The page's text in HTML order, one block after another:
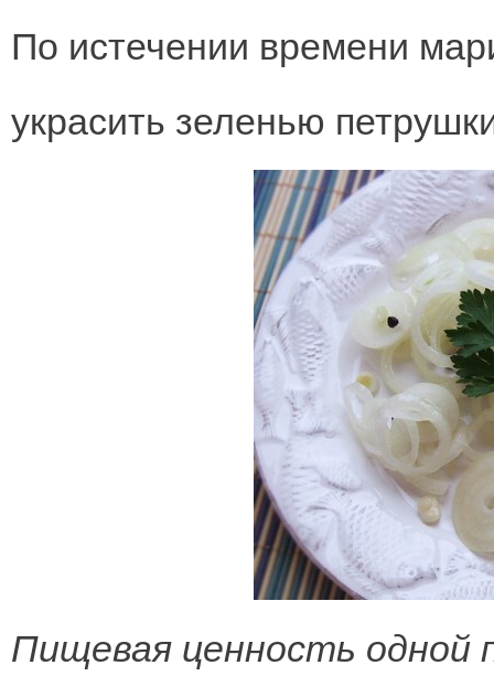
По истечении времени
украсить зеленью
Пищевая ценность одной